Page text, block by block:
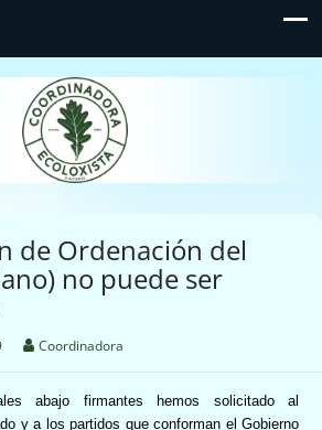
Ecoloxista
d'Asturies
de Ordenación del
no puede ser
Coordinadora
abajo firmantes hemos solicitado al
y a los partidos que conforman el Gobierno